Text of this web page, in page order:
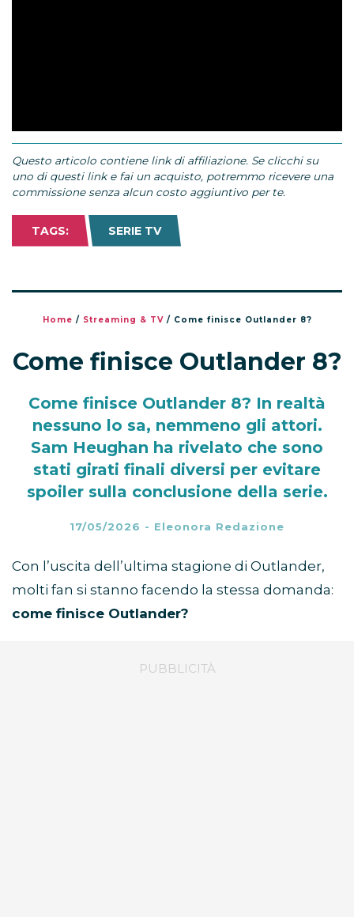
Questo articolo contiene link di affiliazione. Se clicchi su
uno di questi link e fai un acquisto, potremmo ricevere una
commissione senza alcun costo aggiuntivo per te.
TAGS: SERIE TV
Home / Streaming & TV/ Come finisce Outlander 8?
Come finisce Outlander 8?
Come finisce Outlander 8? In realtà
nessuno lo sa, nemmeno gli attori.
Sam Heughan ha rivelato che sono
stati girati finali diversi per evitare
spoiler sulla conclusione della serie.
17/05/2026 - Eleonora Redazione
Con l’uscita dell’ultima stagione di Outlander,
molti fan si stanno facendo la stessa domanda:
come finisce Outlander?